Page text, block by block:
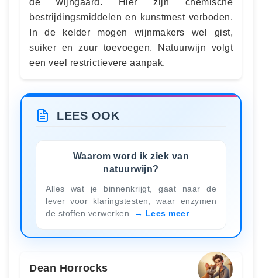
de wijngaard. Hier zijn chemische
bestrijdingsmiddelen en kunstmest verboden.
In de kelder mogen wijnmakers wel gist,
suiker en zuur toevoegen. Natuurwijn volgt
een veel restrictievere aanpak.
LEES OOK
Waarom word ik ziek van
natuurwijn?
Alles wat je binnenkrijgt, gaat naar de
lever voor klaringstesten, waar enzymen
de stoffen verwerken
Lees meer
Dean Horrocks